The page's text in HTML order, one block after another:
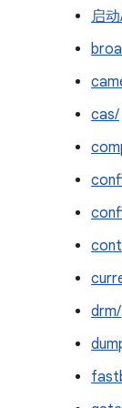
启
cas/
drm/